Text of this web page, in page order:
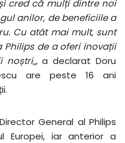
cred că mulți dintre noi
anilor, de beneficiile a
Cu atât mai mult, sunt
de a oferi inovații
noștri„, a declarat Doru
are peste 16 ani
General al Philips
Europei, iar anterior a